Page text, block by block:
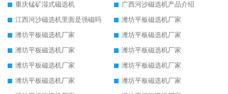
重庆锰矿湿式磁选机
广西河沙磁选机产品介绍
江西河沙磁选机里面是强磁吗
潍坊平板磁选机厂家
潍坊平板磁选机厂家
潍坊平板磁选机厂家
潍坊平板磁选机厂家
潍坊平板磁选机厂家
潍坊平板磁选机厂家
潍坊平板磁选机厂家
潍坊平板磁选机厂家
潍坊平板磁选机厂家